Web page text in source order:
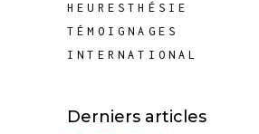
HEURESTHÉSIE
TÉMOIGNAGES
INTERNATIONAL
Derniers articles